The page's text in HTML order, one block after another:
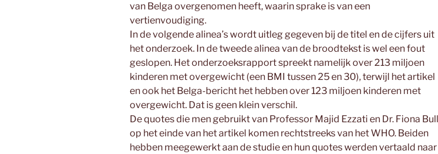
van Belga overgenomen heeft, waarin sprake is van een
vertienvoudiging.
In de volgende alinea’s wordt uitleg gegeven bij de titel en de cijfers uit
het onderzoek. In de tweede alinea van de broodtekst is wel een fout
geslopen. Het onderzoeksrapport spreekt namelijk over 213 miljoen
kinderen met overgewicht (een BMI tussen 25 en 30), terwijl het artikel
en ook het Belga-bericht het hebben over 123 miljoen kinderen met
overgewicht. Dat is geen klein verschil.
De quotes die men gebruikt van Professor Majid Ezzati en Dr. Fiona Bull
op het einde van het artikel komen rechtstreeks van het WHO. Beiden
hebben meegewerkt aan de studie en hun quotes werden vertaald naar